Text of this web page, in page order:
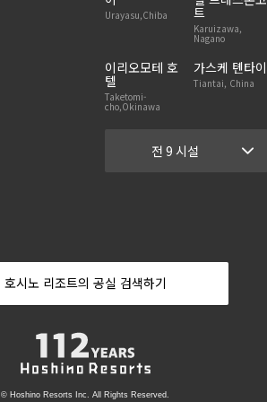
Urayasu,Chiba 트
Karuizawa,
Nagano
이리오모테 호
텔
Taketomi-
cho,Okinawa
가스케 톈타이
Tiantai, China
전 9 시설
호시노 리조트의 공실 검색하기
© Hoshino Resorts Inc. All Rights Reserved.